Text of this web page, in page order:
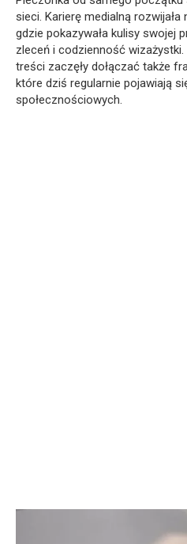
sieci. Karierę medialną rozwijała
gdzie pokazywała kulisy swojej
zleceń i codzienność
treści zaczęły dołączać także
które dziś regularnie pojawiają
społecznościowych.